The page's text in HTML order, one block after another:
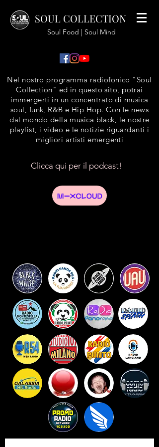
SOUL COLLECTION
Soul Food | Soul Mind
Nel nostro programma radiofonico "Soul
Collection" ed in questo sito, potrai
immergerti in un concentrato di musica
soul, funk, R&B e Hip Hop. Con le news
dal mondo della musica black, le nostre
playlist, i video e le notizie riguardanti i
migliori artisti emergenti
Clicca qui per il podcast!